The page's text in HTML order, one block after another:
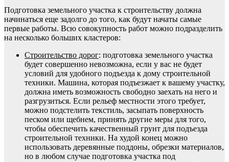
Подготовка земельного участка к строительству должна
начинаться еще задолго до того, как будут начаты самые
первые работы. Всю совокупность работ можно подразделить
на несколько больших кластеров:
Строительство дорог: подготовка земельного участка
будет совершенно невозможна, если у вас не будет
условий для удобного подъезда к дому строительной
техники. Машина, которая подъезжает к вашему участку,
должна иметь возможность свободно заехать на него и
разгрузиться. Если рельеф местности этого требует,
можно подстелить текстиль, засыпать поверхность
песком или щебнем, принять другие меры для того,
чтобы обеспечить качественный грунт для подъезда
строительной техники. На худой конец можно
использовать деревянные поддоны, обрезки материалов,
но в любом случае подготовка участка под